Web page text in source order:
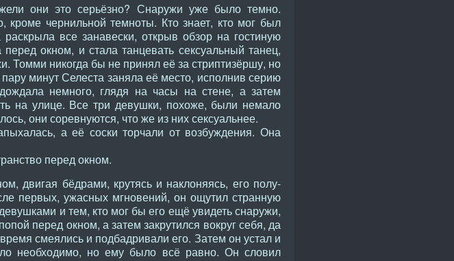
они это серьёзно? Снаружи уже было темно.
кроме чернильной темноты. Кто знает, кто мог был
все занавески, открыв обзор на гостиную
окном, и стала танцевать сексуальный танец,
Томми никогда бы не принял её за стриптизёршу, но
минут Селеста заняла её место, исполнив серию
немного, глядя на часы на стене, а затем
на улице. Все три девушки, похоже, были немало
они соревнуются, что же из них сексуальнее.
а её соски торчали от возбуждения. Она
перед окном.
двигая бёдрами, крутясь и наклоняясь, его полу-
первых, ужасных мгновений, он ощутил странную
и тем, кто мог бы его ещё увидеть снаружи,
перед окном, а затем закрутился вокруг себя, да
смеялись и подбадривали его. Затем он устал и
необходимо, но ему было всё равно. Он словил